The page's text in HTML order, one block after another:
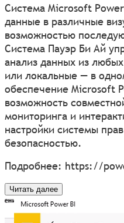
Система Microsoft
данные в различные
возможностью
Система Пауэр Би Ай
анализ данных из
или локальные — в
обеспечение Microsoft
возможность
мониторинга и
настройки системы
безопасностью.
Подробнее: https://
Читать далее